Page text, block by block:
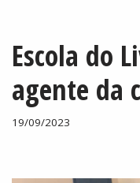
Escola do
agente da
19/09/2023